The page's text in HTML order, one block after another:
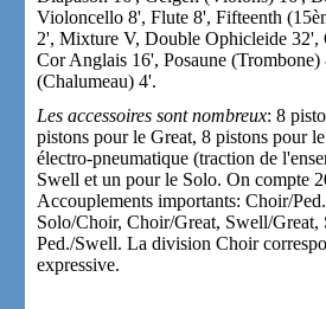
Violoncello 8', Flute 8', Fifteenth
2', Mixture V, Double Ophicleide
Cor Anglais 16', Posaune
(Chalumeau) 4'.
Les accessoires sont nombreux: 8
pistons pour le Great, 8 pistons pour
électro-pneumatique (traction de
Swell et un pour le Solo. On compte
Accouplements importants: Choir/
Solo/Choir, Choir/Great, Swell/
Ped./Swell. La division Choir
expressive.